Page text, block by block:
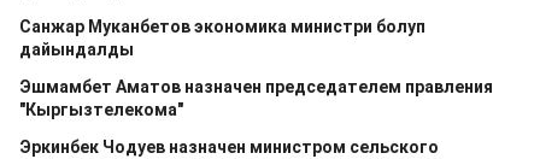
Санжар Муканбетов экономика министри болуп
дайындалды
Эшмамбет Аматов назначен председателем правления
"Кыргызтелекома"
Эркинбек Чодуев назначен министром сельского